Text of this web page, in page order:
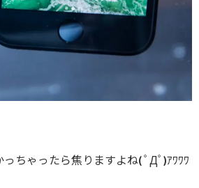
ちゃったら焦りますよね( ﾟДﾟ)ｱﾜﾜﾜ